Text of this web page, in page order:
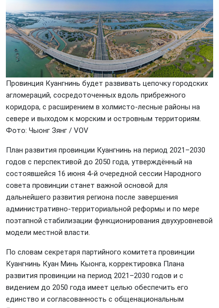
Провинция Куангнинь будет развивать цепочку городских
агломераций, сосредоточенных вдоль прибрежного
коридора, с расширением в холмисто-лесные районы на
севере и выходом к морским и островным территориям.
Фото: Чыонг Зянг / VOV
План развития провинции Куангнинь на период 2021–2030
годов с перспективой до 2050 года, утверждённый на
состоявшейся 16 июня 4-й очередной сессии Народного
совета провинции станет важной основой для
дальнейшего развития региона после завершения
административно-территориальной реформы и по мере
поэтапной стабилизации функционирования двухуровневой
модели местной власти.
По словам секретаря партийного комитета провинции
Куангнинь Куан Минь Кыонга, корректировка Плана
развития провинции на период 2021–2030 годов и с
видением до 2050 года имеет целью обеспечить его
единство и согласованность с общенациональным